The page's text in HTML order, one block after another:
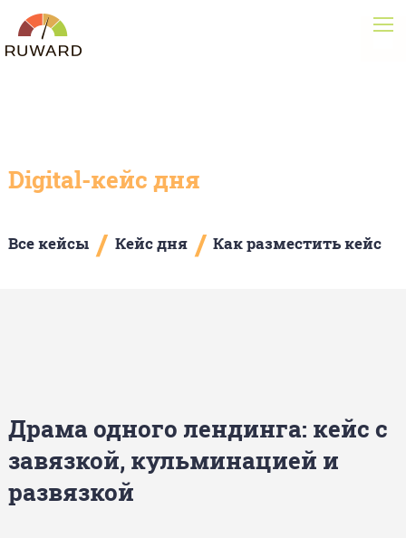
Digital-кейс дня
Все кейсы / Кейс дня / Как разместить кейс
Драма одного лендинга: кейс с
завязкой, кульминацией и
развязкой